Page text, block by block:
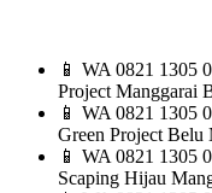
📱 WA 0821 1305
Project Manggarai
📱 WA 0821 1305
Green Project Belu
📱 WA 0821 1305
Scaping Hijau